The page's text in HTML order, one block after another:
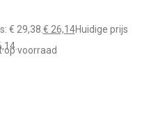
€ 29,38. € 26,14Huidige prijs
op voorraad